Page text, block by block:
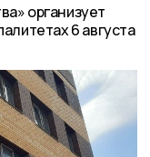
организует
6 августа